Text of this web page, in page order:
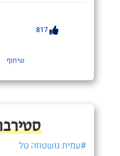
817
שיתוף
#עמית גושטוזה טל